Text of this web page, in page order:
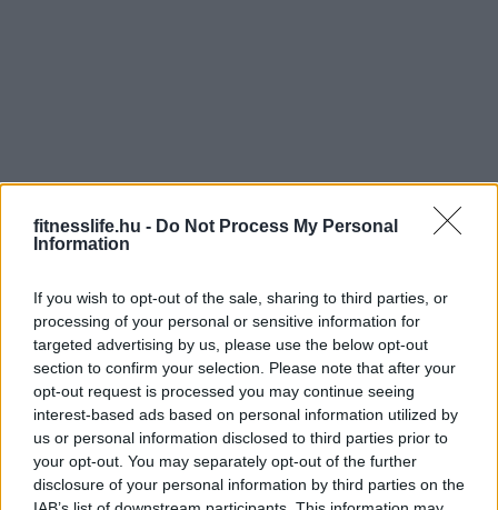
fitnesslife.hu - Do Not Process My Personal
Information
If you wish to opt-out of the sale, sharing to third parties, or
processing of your personal or sensitive information for
targeted advertising by us, please use the below opt-out
section to confirm your selection. Please note that after your
opt-out request is processed you may continue seeing
interest-based ads based on personal information utilized by
us or personal information disclosed to third parties prior to
your opt-out. You may separately opt-out of the further
disclosure of your personal information by third parties on the